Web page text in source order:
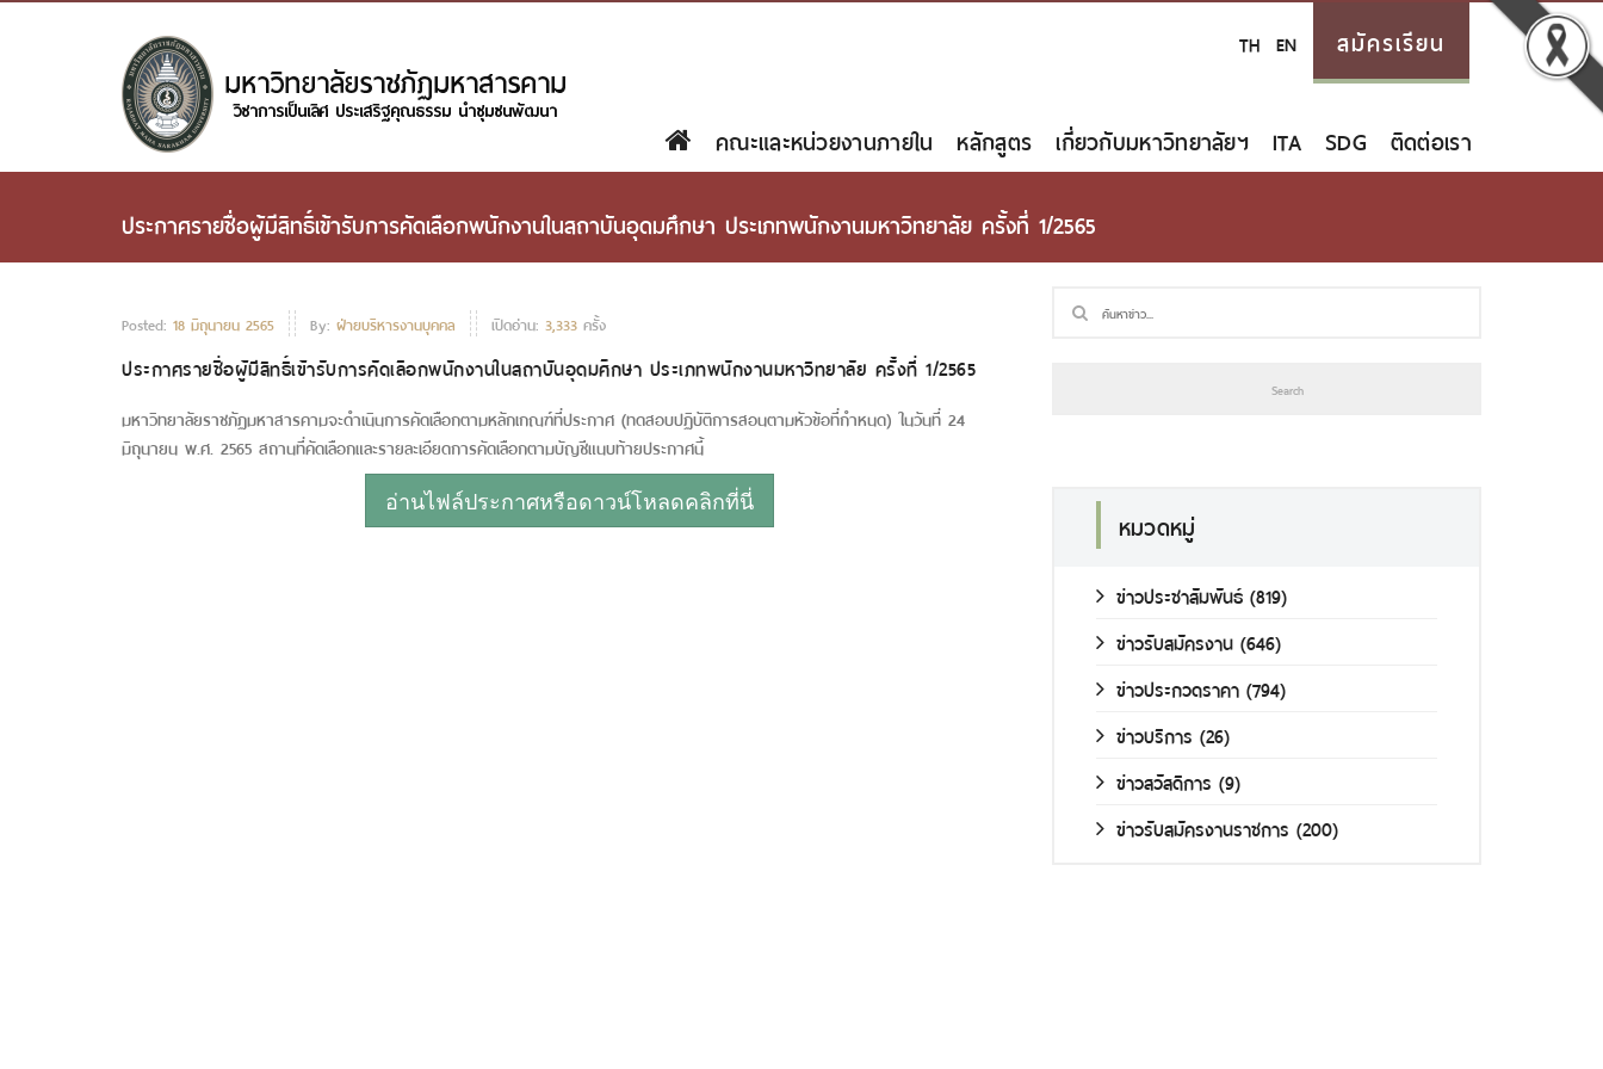
TH EN สมัครเรียน
คณะและหน่วยงานภายใน หลักสูตร เกี่ยวกับมหาวิทยาลัยฯ ITA SDG ติดต่อเรา
ประกาศรายชื่อผู้มีสิทธิ์เข้ารับการคัดเลือกพนักงานในสถาบันอุดมศึกษา ประเภทพนักงานมหาวิทยาลัย ครั้งที่ 1/2565
Posted: 18 มิถุนายน 2565 By: ฝ่ายบริหารงานบุคคล เปิดอ่าน: 3,333 ครั้ง
ประกาศรายชื่อผู้มีสิทธิ์เข้ารับการคัดเลือกพนักงานในสถาบันอุดมศึกษา ประเภทพนักงานมหาวิทยาลัย ครั้งที่ 1/2565
มหาวิทยาลัยราชภัฏมหาสารคามจะดำเนินการคัดเลือกตามหลักเกณฑ์ที่ประกาศ (ทดสอบปฏิบัติการสอนตามหัวข้อที่กำหนด) ในวันที่ 24
มิถุนายน พ.ศ. 2565 สถานที่คัดเลือกและรายละเอียดการคัดเลือกตามบัญชีแนบท้ายประกาศนี้
อ่านไฟล์ประกาศหรือดาวน์โหลดคลิกที่นี่
หมวดหมู่
ข่าวประชาสัมพันธ์ (819)
ข่าวรับสมัครงาน (646)
ข่าวประกวดราคา (794)
ข่าวบริการ (26)
ข่าวสวัสดิการ (9)
ข่าวรับสมัครงานราชการ (200)